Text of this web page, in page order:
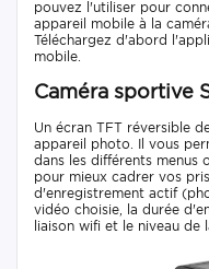
pouvez l'utiliser pour
appareil mobile à la
Téléchargez d'abord
mobile.
Caméra sportive
Un écran TFT réversible
appareil photo. Il vous
dans les différents menus
pour mieux cadrer vos
d'enregistrement actif
vidéo choisie, la durée
liaison wifi et le niveau